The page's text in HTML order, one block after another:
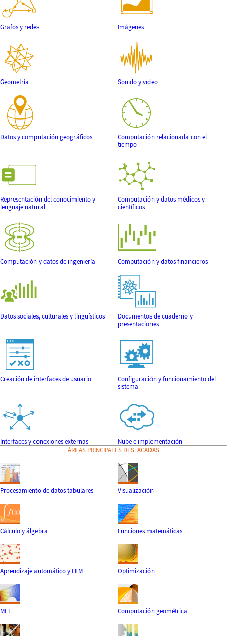
Grafos y redes Imágenes
Geometría Sonido y video
Datos y computación geográficos
Computación relacionada con el
tiempo
Representación del conocimiento y
lenguaje natural
Computación y datos médicos y
científicos
Computación y datos de ingeniería Computación y datos financieros
Datos sociales, culturales y lingüísticos
Documentos de cuaderno y
presentaciones
Creación de interfaces de usuario
Configuración y funcionamiento del
sistema
Interfaces y conexiones externas
Nube e implementación
ÁREAS PRINCIPALES DESTACADAS
Procesamiento de datos tabulares Visualización
Cálculo y álgebra Funciones matemáticas
Aprendizaje automático y LLM Optimización
MEF Computación geométrica